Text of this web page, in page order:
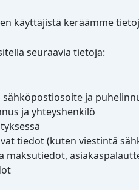
käyttäjistä keräämme
seuraavia tietoja:
ja
ja yhteyshenkilö
tiedot (kuten viestintä
maksutiedot,